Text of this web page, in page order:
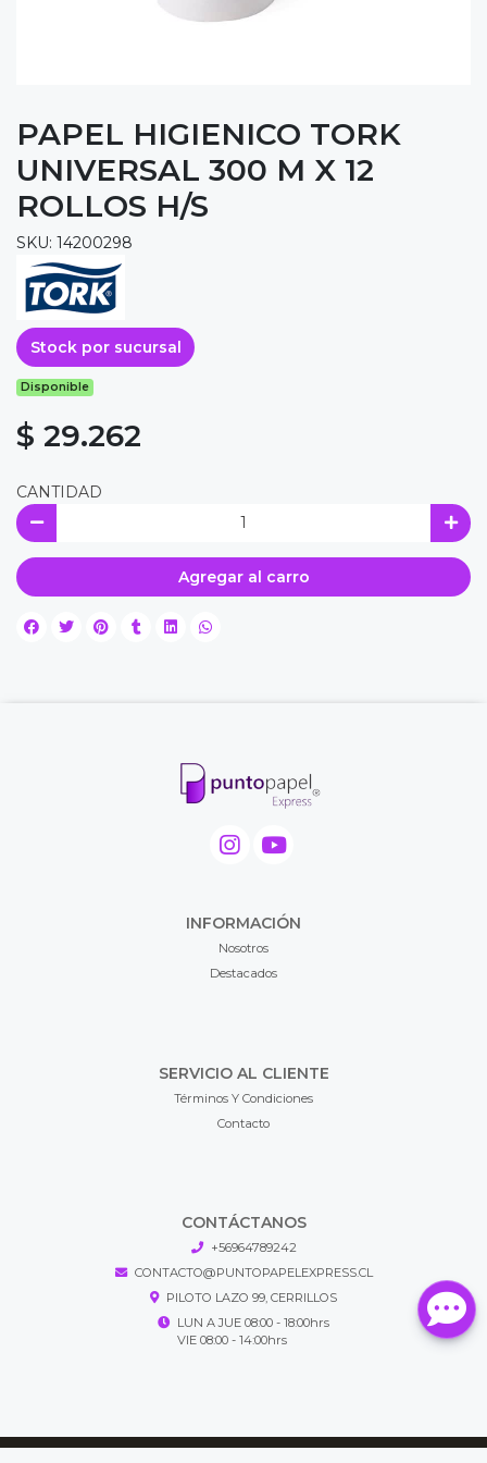
PAPEL HIGIENICO TORK
UNIVERSAL 300 M X 12
ROLLOS H/S
SKU: 14200298
Stock por sucursal
Disponible
$ 29.262
CANTIDAD
Agregar al carro
INFORMACIÓN
Nosotros
Destacados
SERVICIO AL CLIENTE
Términos Y Condiciones
Contacto
CONTÁCTANOS
+56964789242
CONTACTO@PUNTOPAPELEXPRESS.CL
PILOTO LAZO 99, CERRILLOS
LUN A JUE 08:00 - 18:00hrs
VIE 08:00 - 14:00hrs
Puntopapel Express © 2026